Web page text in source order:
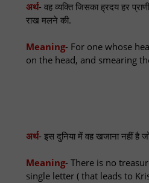
अर्थ- वह व्यक्ति जिसका ह्रदय हर
राख मलने की.
Meaning- For one whose
on the head, and smearing
अर्थ- इस दुनिया में वह खजाना नहीं
Meaning- There is no
single letter ( that leads to